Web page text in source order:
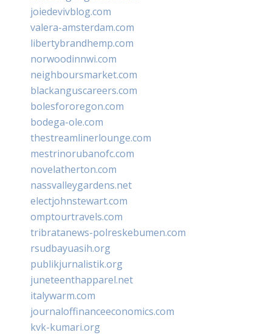
joiedevivblog.com
valera-amsterdam.com
libertybrandhemp.com
norwoodinnwi.com
neighboursmarket.com
blackanguscareers.com
bolesfororegon.com
bodega-ole.com
thestreamlinerlounge.com
mestrinorubanofc.com
novelatherton.com
nassvalleygardens.net
electjohnstewart.com
omptourtravels.com
tribratanews-polreskebumen.com
rsudbayuasih.org
publikjurnalistik.org
juneteenthapparel.net
italywarm.com
journaloffinanceeconomics.com
kvk-kumari.org